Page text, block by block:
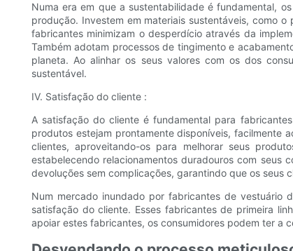
Numa era em que a sustentabilidade é fundamental,
produção. Investem em materiais sustentáveis, como
fabricantes minimizam o desperdício através da
Também adotam processos de tingimento e
planeta. Ao alinhar os seus valores com os dos
sustentável.
IV. Satisfação do cliente :
A satisfação do cliente é fundamental para
produtos estejam prontamente disponíveis, facilmente
clientes, aproveitando-os para melhorar seus
estabelecendo relacionamentos duradouros com seus
devoluções sem complicações, garantindo que os seus
Num mercado inundado por fabricantes de vestuário
satisfação do cliente. Esses fabricantes de primeira
apoiar estes fabricantes, os consumidores podem ter a